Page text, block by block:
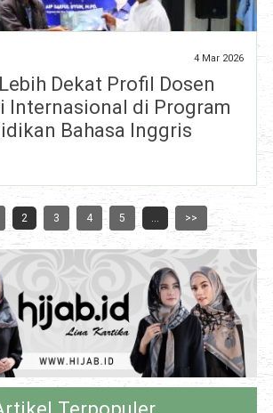
4 Mar 2026
Dekat Profil Dosen
Internasional di Program
Bahasa Inggris
2 3 4 5 ... >>
Terpopuler